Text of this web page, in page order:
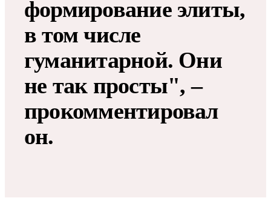
формирование элиты,
в том числе
гуманитарной. Они
не так просты", –
прокомментировал
он.